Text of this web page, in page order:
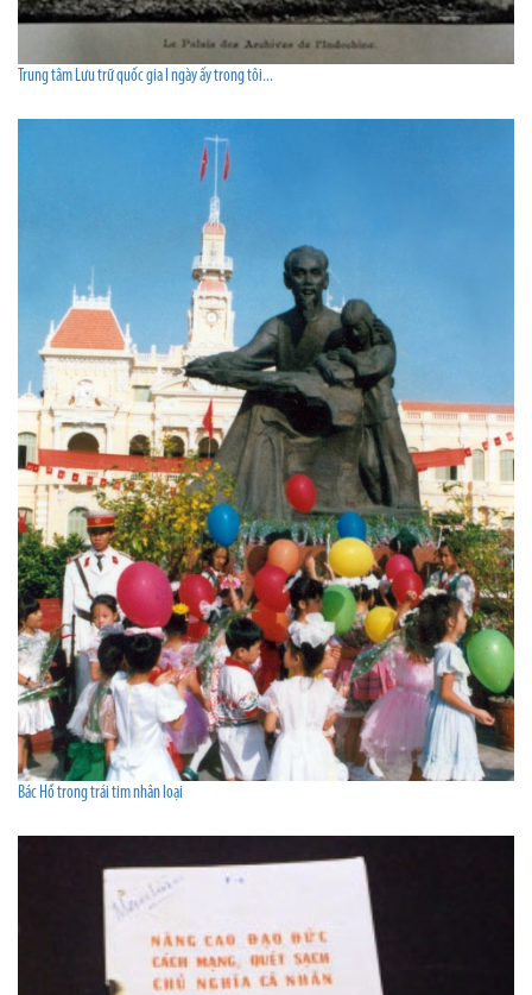
Trung tâm Lưu trữ quốc gia I ngày ấy trong tôi...
Bác Hồ trong trái tim nhân loại